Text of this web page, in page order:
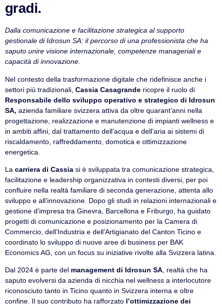
gradi.
Dalla comunicazione e facilitazione strategica al supporto
gestionale di Idrosun SA: il percorso di una professionista che ha
saputo unire visione internazionale, competenze manageriali e
capacità di innovazione.
Nel contesto della trasformazione digitale che ridefinisce anche i
settori più tradizionali, Cassia Casagrande ricopre il ruolo di
Responsabile dello sviluppo operativo e strategico di Idrosun
SA, azienda familiare svizzera attiva da oltre quarant’anni nella
progettazione, realizzazione e manutenzione di impianti wellness e
in ambiti affini, dal trattamento dell’acqua e dell’aria ai sistemi di
riscaldamento, raffreddamento, domotica e ottimizzazione
energetica.
La carriera di Cassia si è sviluppata tra comunicazione strategica,
facilitazione e leadership organizzativa in contesti diversi, per poi
confluire nella realtà familiare di seconda generazione, attenta allo
sviluppo e all’innovazione. Dopo gli studi in relazioni internazionali e
gestione d’impresa tra Ginevra, Barcellona e Friburgo, ha guidato
progetti di comunicazione e posizionamento per la Camera di
Commercio, dell’Industria e dell’Artigianato del Canton Ticino e
coordinato lo sviluppo di nuove aree di business per BAK
Economics AG, con un focus su iniziative rivolte alla Svizzera latina.
Dal 2024 è parte del management di Idrosun SA, realtà che ha
saputo evolversi da azienda di nicchia nel wellness a interlocutore
riconosciuto tanto in Ticino quanto in Svizzera interna e oltre
confine. Il suo contributo ha rafforzato l’ottimizzazione dei
VismarChat AI Agent
cosa possiamo esserti utile?